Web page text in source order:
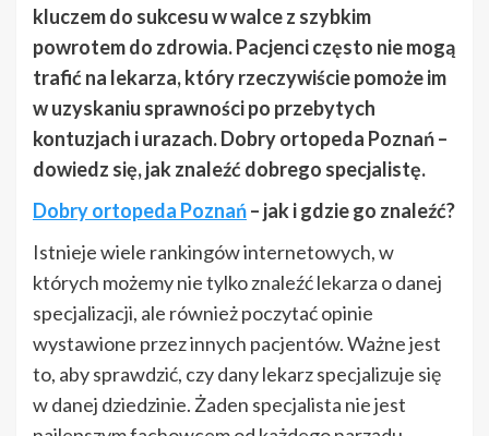
kluczem do sukcesu w walce z szybkim
powrotem do zdrowia. Pacjenci często nie mogą
trafić na lekarza, który rzeczywiście pomoże im
w uzyskaniu sprawności po przebytych
kontuzjach i urazach. Dobry ortopeda Poznań –
dowiedz się, jak znaleźć dobrego specjalistę.
Dobry ortopeda Poznań– jak i gdzie go znaleźć?
Istnieje wiele rankingów internetowych, w
których możemy nie tylko znaleźć lekarza o danej
specjalizacji, ale również poczytać opinie
wystawione przez innych pacjentów. Ważne jest
to, aby sprawdzić, czy dany lekarz specjalizuje się
w danej dziedzinie. Żaden specjalista nie jest